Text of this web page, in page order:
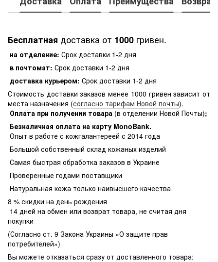
Бесплатная доставка от 1000 гривен.
на отделение: Срок доставки 1-2 дня
в почтомат: Срок доставки 1-2 дня
доставка курьером: Срок доставки 1-2 дня
Стоимость доставки заказов менее 1000 гривен зависит от
места назначения (согласно тарифам Новой почты).
Оплата при получении товара (в отделении Новой Почты);
Безналичная оплата на карту MonoBank.
Опыт в работе с кожгалантереей с 2014 года
Большой собственный склад кожаных изделий
Самая быстрая обработка заказов в Украине
Проверенные годами поставщики
Натуральная кожа только наивысшего качества
8 % скидки на день рождения
14 дней на обмен или возврат товара, не считая дня
покупки
(Согласно ст. 9 Закона Украины «О защите прав
потребителей»)
Вы можете отказаться сразу от доставленного товара: